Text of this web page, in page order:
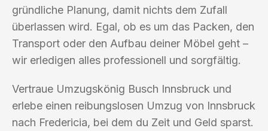
gründliche Planung, damit nichts dem Zufall
überlassen wird. Egal, ob es um das Packen, den
Transport oder den Aufbau deiner Möbel geht –
wir erledigen alles professionell und sorgfältig.
Vertraue Umzugskönig Busch Innsbruck und
erlebe einen reibungslosen Umzug von Innsbruck
nach Fredericia, bei dem du Zeit und Geld sparst.